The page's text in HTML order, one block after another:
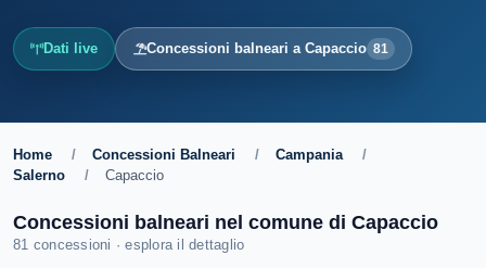
Dati live Concessioni balneari a Capaccio 81
Home / Concessioni Balneari / Campania
/
Salerno
/ Capaccio
Concessioni balneari nel comune di Capaccio
81 concessioni · esplora il dettaglio